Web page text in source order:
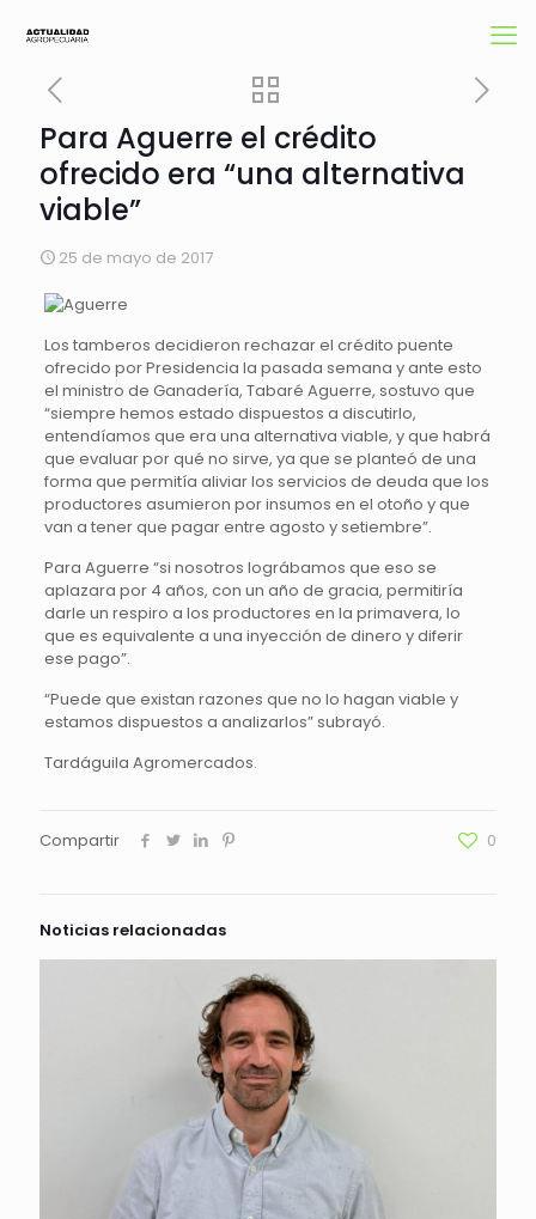
Para Aguerre el crédito
ofrecido era “una alternativa
viable”
25 de mayo de 2017
Los tamberos decidieron rechazar el crédito puente
ofrecido por Presidencia la pasada semana y ante esto
el ministro de Ganadería, Tabaré Aguerre, sostuvo que
“siempre hemos estado dispuestos a discutirlo,
entendíamos que era una alternativa viable, y que habrá
que evaluar por qué no sirve, ya que se planteó de una
forma que permitía aliviar los servicios de deuda que los
productores asumieron por insumos en el otoño y que
van a tener que pagar entre agosto y setiembre”.
Para Aguerre “si nosotros lográbamos que eso se
aplazara por 4 años, con un año de gracia, permitiría
darle un respiro a los productores en la primavera, lo
que es equivalente a una inyección de dinero y diferir
ese pago”.
“Puede que existan razones que no lo hagan viable y
estamos dispuestos a analizarlos” subrayó.
Tardáguila Agromercados.
Compartir 0
Noticias relacionadas